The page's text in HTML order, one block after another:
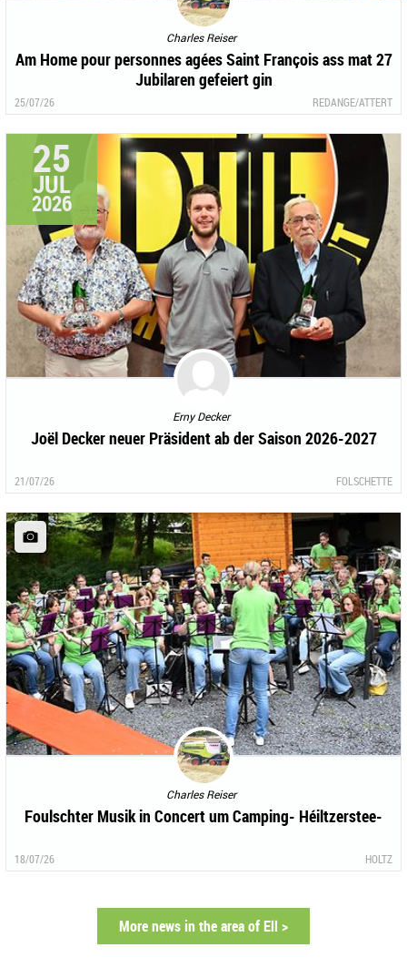
Charles Reiser
Am Home pour personnes agées Saint François ass mat 27
Jubilaren gefeiert gin
25/07/26 REDANGE/ATTERT
25
JUL
2026
Erny Decker
Joël Decker neuer Präsident ab der Saison 2026-2027
21/07/26 FOLSCHETTE
Charles Reiser
Foulschter Musik in Concert um Camping- Héiltzerstee-
18/07/26 HOLTZ
More news in the area of Ell >